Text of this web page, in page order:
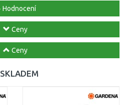
Hodnocení
Ceny
Ceny
SKLADEM